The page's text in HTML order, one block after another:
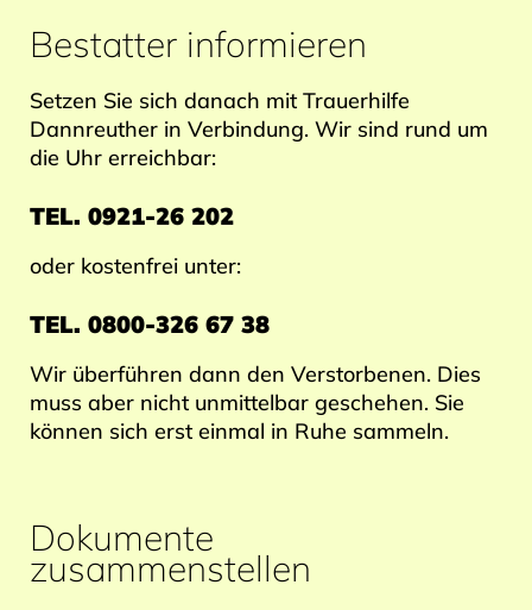
Bestatter informieren
Setzen Sie sich danach mit Trauerhilfe
Dannreuther in Verbindung. Wir sind rund um
die Uhr erreichbar:
TEL. 0921-26 202
oder kostenfrei unter:
TEL. 0800-326 67 38
Wir überführen dann den Verstorbenen. Dies
muss aber nicht unmittelbar geschehen. Sie
können sich erst einmal in Ruhe sammeln.
Dokumente
zusammenstellen